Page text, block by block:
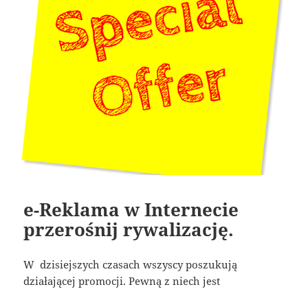
e-Reklama w Internecie
przerośnij rywalizację.
W dzisiejszych czasach wszyscy poszukują
działającej promocji. Pewną z niech jest